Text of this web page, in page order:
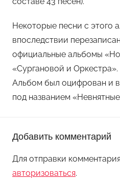
Некоторые песни с этого
впоследствии
официальные альбомы
«Сургановой и Оркестра».
Альбом был оцифрован и
под названием
Добавить комментарий
Для отправки
авторизоваться.